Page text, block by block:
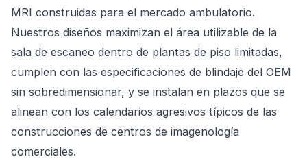
MRI construidas para el mercado ambulatorio.
Nuestros diseños maximizan el área utilizable de la
sala de escaneo dentro de plantas de piso limitadas,
cumplen con las especificaciones de blindaje del OEM
sin sobredimensionar, y se instalan en plazos que se
alinean con los calendarios agresivos típicos de las
construcciones de centros de imagenología
comerciales.